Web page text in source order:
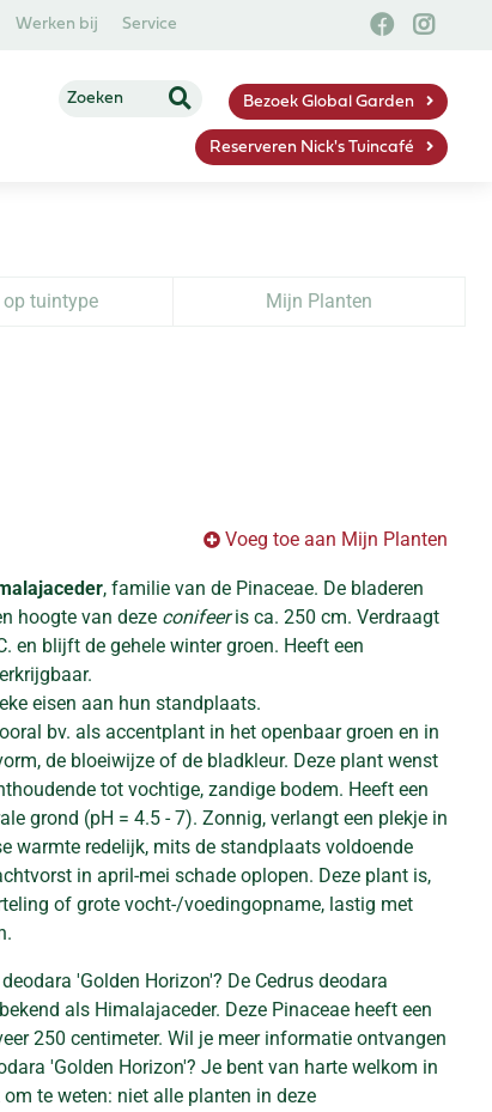
Werken bij Service
Bezoek Global Garden
Reserveren Nick's Tuincafé
tuintype Mijn Planten
Voeg toe aan Mijn Planten
, familie van de Pinaceae. De bladeren
hoogte van deze conifeeris ca. 250 cm. Verdraagt
en blijft de gehele winter groen. Heeft een
eisen aan hun standplaats.
bv. als accentplant in het openbaar groen en in
de bloeiwijze of de bladkleur. Deze plant wenst
tot vochtige, zandige bodem. Heeft een
grond (pH = 4.5 - 7). Zonnig, verlangt een plekje in
warmte redelijk, mits de standplaats voldoende
in april-mei schade oplopen. Deze plant is,
of grote vocht-/voedingopname, lastig met
'Golden Horizon'? De Cedrus deodara
als Himalajaceder. Deze Pinaceae heeft een
250 centimeter. Wil je meer informatie ontvangen
'Golden Horizon'? Je bent van harte welkom in
te weten: niet alle planten in deze